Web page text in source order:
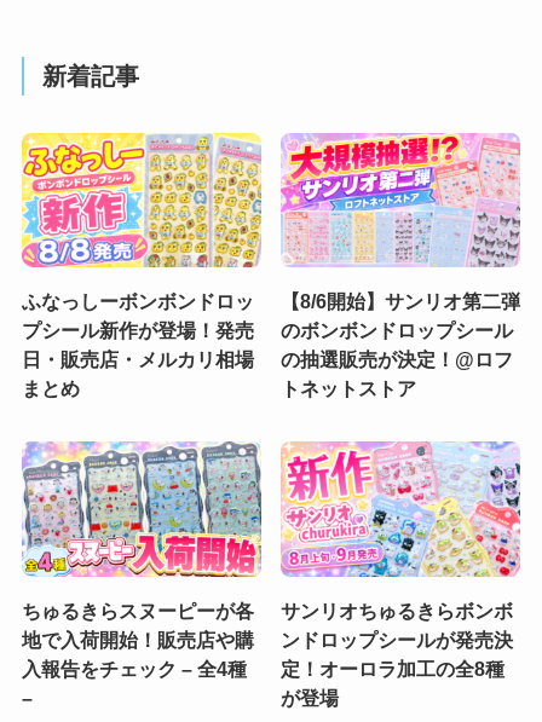
新着記事
ふなっしーボンボンドロッ
プシール新作が登場！発売
日・販売店・メルカリ相場
まとめ
【8/6開始】サンリオ第二弾
のボンボンドロップシール
の抽選販売が決定！@ロフ
トネットストア
ちゅるきらスヌーピーが各
地で入荷開始！販売店や購
入報告をチェック – 全4種
–
サンリオちゅるきらボンボ
ンドロップシールが発売決
定！オーロラ加工の全8種
が登場